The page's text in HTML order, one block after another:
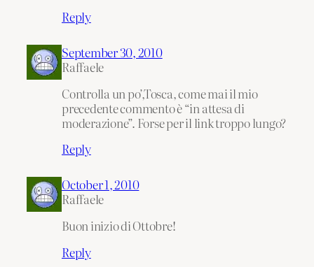
Reply
September 30, 2010
Raffaele
Controlla un po’,Tosca, come mai il mio
precedente commento è “in attesa di
moderazione”. Forse per il link troppo lungo?
Reply
October 1, 2010
Raffaele
Buon inizio di Ottobre!
Reply